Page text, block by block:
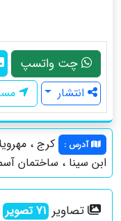
چت واتسپ
انتشار
آدرس :
کرج ،
ابن سینا ، ساختمان
تصاویر 71تصویر